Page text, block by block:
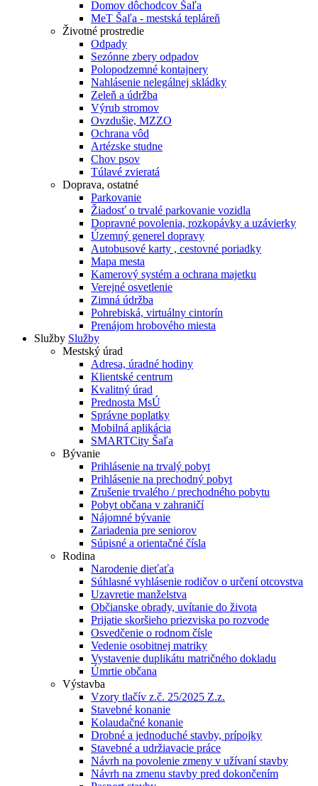
Domov dôchodcov Šaľa
MeT Šaľa - mestská tepláreň
Životné prostredie
Odpady
Sezónne zbery odpadov
Polopodzemné kontajnery
Nahlásenie nelegálnej skládky
Zeleň a údržba
Výrub stromov
Ovzdušie, MZZO
Ochrana vôd
Artézske studne
Chov psov
Túlavé zvieratá
Doprava, ostatné
Parkovanie
Žiadosť o trvalé parkovanie vozidla
Dopravné povolenia, rozkopávky a uzávierky
Územný generel dopravy
Autobusové karty , cestovné poriadky
Mapa mesta
Kamerový systém a ochrana majetku
Verejné osvetlenie
Zimná údržba
Pohrebiská, virtuálny cintorín
Prenájom hrobového miesta
Služby Služby
Mestský úrad
Adresa, úradné hodiny
Klientské centrum
Kvalitný úrad
Prednosta MsÚ
Správne poplatky
Mobilná aplikácia
SMARTCity Šaľa
Bývanie
Prihlásenie na trvalý pobyt
Prihlásenie na prechodný pobyt
Zrušenie trvalého / prechodného pobytu
Pobyt občana v zahraničí
Nájomné bývanie
Zariadenia pre seniorov
Súpisné a orientačné čísla
Rodina
Narodenie dieťaťa
Súhlasné vyhlásenie rodičov o určení otcovstva
Uzavretie manželstva
Občianske obrady, uvítanie do života
Prijatie skoršieho priezviska po rozvode
Osvedčenie o rodnom čísle
Vedenie osobitnej matriky
Vystavenie duplikátu matričného dokladu
Úmrtie občana
Výstavba
Vzory tlačív z.č. 25/2025 Z.z.
Stavebné konanie
Kolaudačné konanie
Drobné a jednoduché stavby, prípojky
Stavebné a udržiavacie práce
Návrh na povolenie zmeny v užívaní stavby
Návrh na zmenu stavby pred dokončením